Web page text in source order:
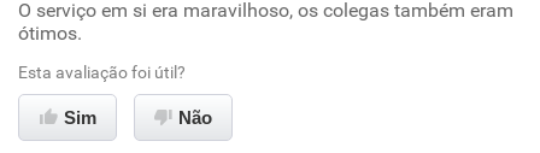
Conciliação com a vida familiar
O serviço em si era maravilhoso, os colegas também eram
ótimos.
Esta avaliação foi útil?
Sim Não